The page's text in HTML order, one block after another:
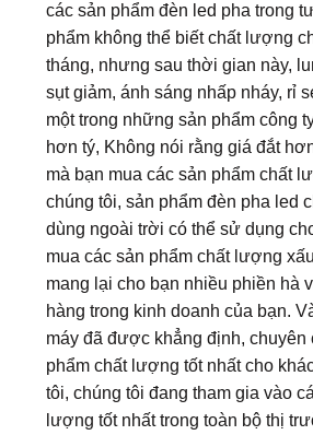
các sản phẩm đèn led pha trong
phẩm không thể biết chất lượng
tháng, nhưng sau thời gian này,
sụt giảm, ánh sáng nhấp nháy, rỉ
một trong những sản phẩm công
hơn tý, Không nói rằng giá đắt
mà bạn mua các sản phẩm chất
chúng tôi, sản phẩm đèn pha led
dùng ngoài trời có thể sử dụng
mua các sản phẩm chất lượng
mang lại cho bạn nhiều phiền hà
hàng trong kinh doanh của bạn.
máy đã được khẳng định, chuyên
phẩm chất lượng tốt nhất cho
tôi, chúng tôi đang tham gia vào
lượng tốt nhất trong toàn bộ thị